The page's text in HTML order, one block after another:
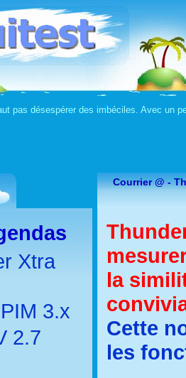
pas désespérer des imbéciles. Avec un
Xtra
3.x
2.7
Courrier @ -
la
Cette
les